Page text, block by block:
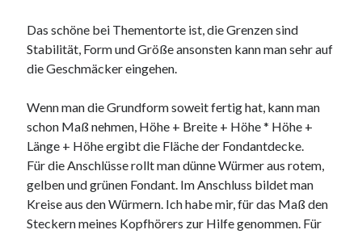
Das schöne bei Thementorte ist, die Grenzen sind
Stabilität, Form und Größe ansonsten kann man sehr auf
die Geschmäcker eingehen.
Wenn man die Grundform soweit fertig hat, kann man
schon Maß nehmen, Höhe + Breite + Höhe * Höhe +
Länge + Höhe ergibt die Fläche der Fondantdecke.
Für die Anschlüsse rollt man dünne Würmer aus rotem,
gelben und grünen Fondant. Im Anschluss bildet man
Kreise aus den Würmern. Ich habe mir, für das Maß den
Steckern meines Kopfhörers zur Hilfe genommen. Für